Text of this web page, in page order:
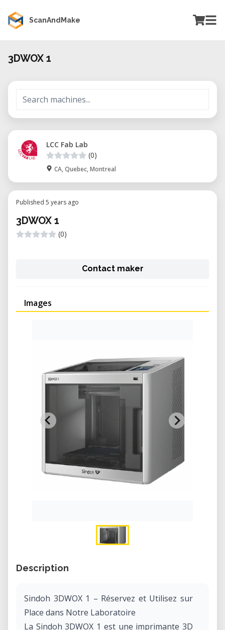
ScanAndMake
3DWOX 1
LCC Fab Lab
(0)
CA, Quebec, Montreal
Published 5 years ago
3DWOX 1
(0)
Contact maker
Images
Description
Sindoh 3DWOX 1 – Réservez et Utilisez sur
Place dans Notre Laboratoire
La Sindoh 3DWOX 1 est une imprimante 3D